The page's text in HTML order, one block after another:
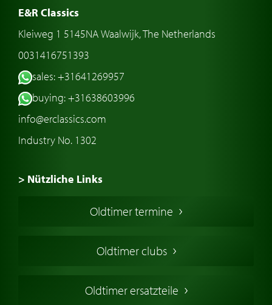
E&R Classics
Kleiweg 1 5145NA Waalwijk, The Netherlands
0031416751393
sales: +31641269957
buying: +31638603996
info@erclassics.com
Industry No. 1302
> Nützliche Links
Oldtimers in Europa
Englische Oldtimer
Deutsche Oldtimer
Oldtimer termine
Oldtimer clubs
Oldtimer ersatzteile